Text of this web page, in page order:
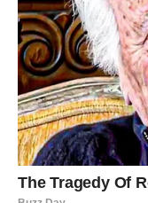
Prije svega, visoka
Pamuk se može
elastična, a odjeća
mnogi ne znaju da
da bijela odjeća
Zbog toga se danas
posebnim